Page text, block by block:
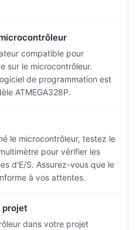
compatible pour
sur le microcontrôleur.
de programmation est
ATMEGA328P.
le microcontrôleur, testez le
pour vérifier les
d'E/S. Assurez-vous que le
à vos attentes.
projet
dans votre projet